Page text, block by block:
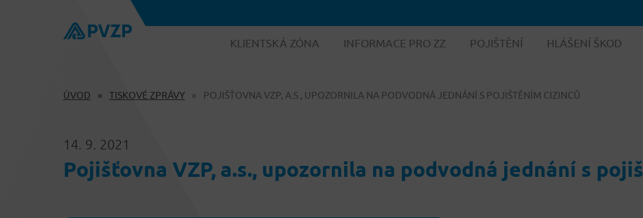
KLIENTSKÁ ZÓNA INFORMACE PRO ZZ POJIŠTĚNÍ HLÁŠENÍ ŠKOD
ÚVOD TISKOVÉ ZPRÁVY POJIŠŤOVNA VZP, A.S., UPOZORNILA NA PODVODNÁ JEDNÁNÍ S POJIŠTĚNÍM CIZINCŮ
14. 9. 2021
Pojišťovna VZP, a.s., upozornila na podvodná jednání s